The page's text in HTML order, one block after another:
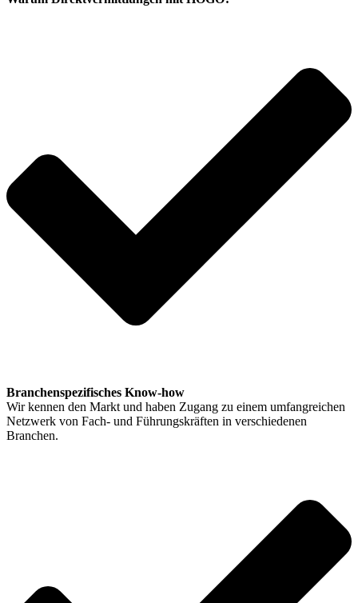
Branchenspezifisches Know-how
Wir kennen den Markt und haben Zugang zu einem umfangreichen
Netzwerk von Fach- und Führungskräften in verschiedenen
Branchen.